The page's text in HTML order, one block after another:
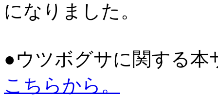
になりました。
●ウツボグサに関する
こちらから。